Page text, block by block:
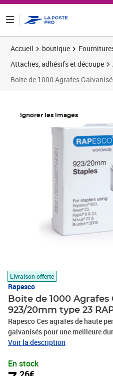
Accueil boutique
Attaches, adhésifs et découpe
Boite de 1000 Agrafes
Ignorer les images
Livraison offerte
Rapesco
Boite de 1000 Agrafes
923/20mm type 23
Rapesco Ces agrafes de haute
galvanisés pour une meilleure
agrafeuses qui acceptent les
Rapid Type 9, Rexel Type 23 &
conviennent aussi aux
Voir la description
En stock